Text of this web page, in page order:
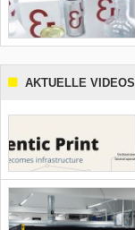
AKTUELLE VIDEOS